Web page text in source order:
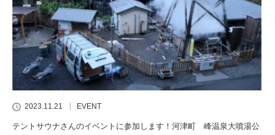
2023.11.21 EVENT
テントサウナさんのイベントに参加します！河津町 峰温泉大噴湯公